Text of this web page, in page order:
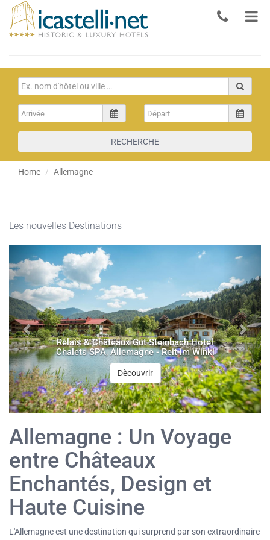
RECHERCHE
Home Allemagne
Les nouvelles Destinations
Relais & Châteaux Gut Steinbach Hotel
Chalets SPA, Allemagne - Reit im Winkl
Dècouvrir
Allemagne : Un Voyage
entre Châteaux
Enchantés, Design et
Haute Cuisine
L'Allemagne est une destination qui surprend par son extraordinaire